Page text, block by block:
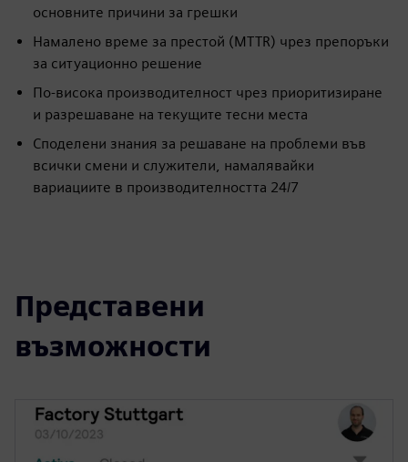
основните причини за грешки
Намалено време за престой (MTTR) чрез препоръки
за ситуационно решение
По-висока производителност чрез приоритизиране
и разрешаване на текущите тесни места
Споделени знания за решаване на проблеми във
всички смени и служители, намалявайки
вариациите в производителността 24/7
Представени
възможности